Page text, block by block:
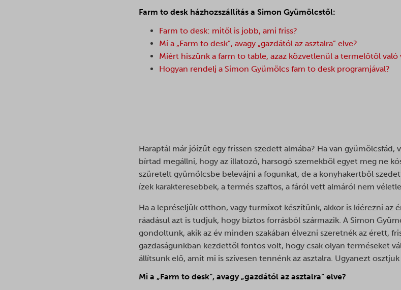
Farm to desk házhozszállítás a Simon Gyümölcstől:
Farm to desk: mitől is jobb, ami friss?
Mi a „Farm to desk”, avagy „gazdától az asztalra” elve?
Miért hiszünk a farm to table, azaz közvetlenül a termelőtől való
Hogyan rendelj a Simon Gyümölcs fam to desk programjával?
Haraptál már jóízűt egy frissen szedett almába? Ha van gyümölcsfád,
bírtad megállni, hogy az illatozó, harsogó szemekből egyet meg ne
szüretelt gyümölcsbe belevájni a fogunkat, de a konyhakertből
ízek karakteresebbek, a termés szaftos, a fáról vett almáról nem
Ha a lepréseljük otthon, vagy turmixot készítünk, akkor is kiérezni az
ráadásul azt is tudjuk, hogy biztos forrásból származik. A Simon
gondoltunk, akik az év minden szakában élvezni szeretnék az érett,
gazdaságunkban kezdettől fontos volt, hogy csak olyan terméseket
állítsunk elő, amit mi is szívesen tennénk az asztalra. Ugyanezt
Mi a „Farm to desk”, avagy „gazdától az asztalra” elve?